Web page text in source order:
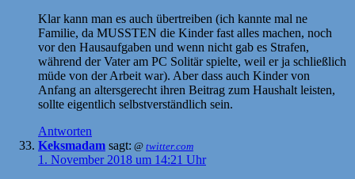
Klar kann man es auch übertreiben (ich kannte mal ne
Familie, da MUSSTEN die Kinder fast alles machen, noch
vor den Hausaufgaben und wenn nicht gab es Strafen,
während der Vater am PC Solitär spielte, weil er ja schließlich
müde von der Arbeit war). Aber dass auch Kinder von
Anfang an altersgerecht ihren Beitrag zum Haushalt leisten,
sollte eigentlich selbstverständlich sein.
Antworten
Keksmadam sagt: @ twitter.com
1. November 2018 um 14:21 Uhr